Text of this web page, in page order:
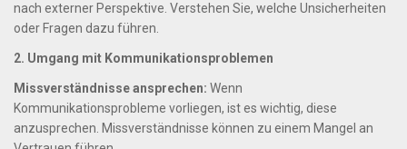
nach externer Perspektive. Verstehen Sie, welche Unsicherheiten
oder Fragen dazu führen.
2. Umgang mit Kommunikationsproblemen
Missverständnisse ansprechen: Wenn
Kommunikationsprobleme vorliegen, ist es wichtig, diese
anzusprechen. Missverständnisse können zu einem Mangel an